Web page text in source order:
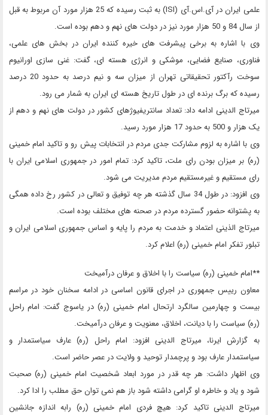
علمی ایران در آی.اس.آی (ISI) به ثبت رسیده که 25 هزار مورد آن مربوط به قبل
از سال 84 و 50 هزار مورد نیز در دولت های نهم و دهم بوده است.
وی با اشاره به برخی پیشرفت های خیره کننده ایران در بخش های علمی،
فناوری، صنایع فضایی، موشکی و انرژی هسته ای، گفت: غنی سازی اورانیوم
سوخت رآکتور تحقیقاتی تهران از میزان سه و نیم درصد به حدود 20 درصد
رسیده که برگ برنده ای در طول تاریخ هسته ای ایران به شمار می رود.
میرتاج الدینی ادامه داد: تعداد سانتریفیوژهای کشور در دولت های نهم و دهم از
یک هزار و 500 به حدود 17 هزار مورد رسید.
وی با اشاره به لزوم مشارکت جدی مردم در انتخابات پیش رو و تاکید امام خمینی
(ره) بر میزان بودن رای ملت، تاکید کرد: تمام امور در جمهوری اسلامی ایران با
رای مستقیم و غیرمستقیم مردم مدیریت می شود.
وی افزود: در طول 34 سال گذشته هر چه توفیق و تعالی در کشور رخ داده همگی
به پشتوانه حضور گسترده مردم در صحنه های مختلف بوده است.
میرتاج الذینی اعتماد و خدمت به مردم را پایه و اساس جمهوری اسلامی ایران و
تبلور تفکر امام خمینی (ره) اعلام کرد.
**امام خمینی (ره) سیاست را با اخلاق و عرفان درآمیخت
معاون رییس جمهوری در اجرای قانون اساسی در ادامه سخنان خود در مراسم
بیست و چهارمین سالگرد ارتحال امام خمینی (ره) در یاسوج گفت: امام راحل
(ره) سیاست را با دیانت، اخلاق، معنویت و عرفان درآمیخت.
به گزارش ایرنا، میرتاج الدینی افزود: امام راحل (ره) عارف سیاستمدار و
سیاستمدار عارف بود و پرچمدار توحید و ولایت در عصر حاضر است.
وی اظهار داشت: هر چه قدر در مورد ابعاد شخصیت امام خمینی (ره) صحبت
شود و یاد و خاطره او گرامی داشته شود باز هم نمی توان حق مطلب را ادا کرد.
میرتاج الدینی تاکید کرد: هیچ فردی امام خمینی (ره) رابه اندازه جانشین